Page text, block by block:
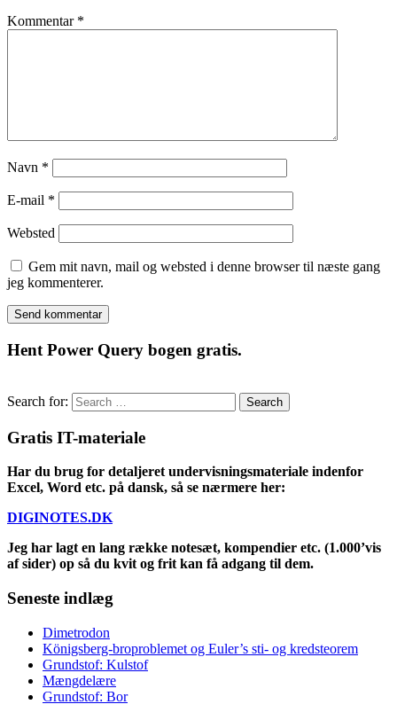
Kommentar *
Navn *
E-mail *
Websted
Gem mit navn, mail og websted i denne browser til næste gang
jeg kommenterer.
Hent Power Query bogen gratis.
Search for:
Gratis IT-materiale
Har du brug for detaljeret undervisningsmateriale indenfor
Excel, Word etc. på dansk, så se nærmere her:
DIGINOTES.DK
Jeg har lagt en lang række notesæt, kompendier etc. (1.000’vis
af sider) op så du kvit og frit kan få adgang til dem.
Seneste indlæg
Dimetrodon
Königsberg-broproblemet og Euler’s sti- og kredsteorem
Grundstof: Kulstof
Mængdelære
Grundstof: Bor